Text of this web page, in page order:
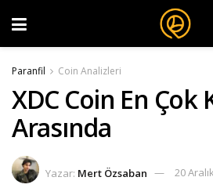
Paranfil Coin Analizleri
XDC Coin En Çok
Arasında
Yazar: Mert Özsaban 20